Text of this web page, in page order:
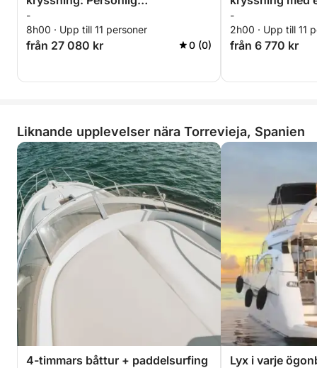
seglingsupplevelse från
Torrevieja till Tabarca och La
Manga
-
8h00 · Upp till 11 personer
från 27 080 kr 0 (0)
-
2h00 · Upp till 11
från 6 770 kr
Liknande upplevelser nära Torrevieja, Spanien
4-timmars båttur + paddelsurfing
Lyx i varje